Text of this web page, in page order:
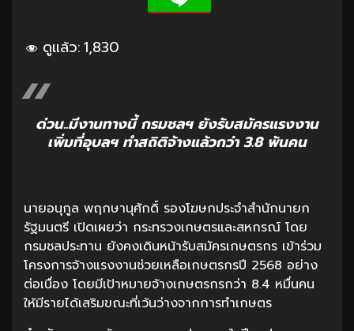
ดูแล้ว:1,830
ด่วน..มีงานทางนี้ กรมชลฯ ยังรับสมัครแรงงาน
เพิ่มที่อุบลฯ ทำสถิติจ้างแล้วกว่า 3.8 พันคน
นายอนุกูล พฤกษานุศักดิ์ รองโฆษกประจำสำนักนายก
รัฐมนตรี เปิดเผยว่า กระทรวงเกษตรและสหกรณ์ โดย
กรมชลประทาน ยังคงเดินหน้ารับสมัครเกษตรกร เข้าร่วม
โครงการจ้างแรงงานช่วยเหลือเกษตรกรปี 2568 อย่าง
ต่อเนื่อง โดยมีเป้าหมายจ้างเกษตรกรกว่า 8.4 หมื่นคน
ให้มีรายได้เสริมขณะที่เว้นว่างจากการทำเกษตร